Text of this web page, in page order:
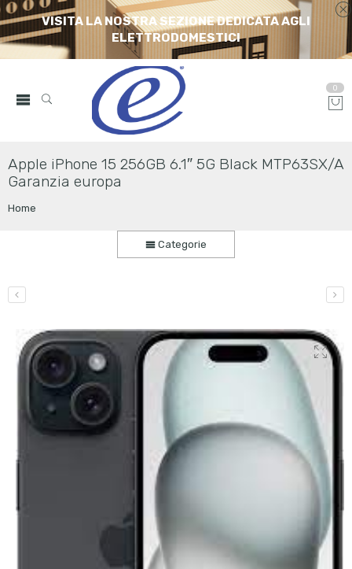
VISITA LA NOSTRA SEZIONE DEDICATA AGLI
ELETTRODOMESTICI
0
Apple iPhone 15 256GB 6.1″ 5G Black MTP63SX/A
Garanzia europa
Home
Categorie